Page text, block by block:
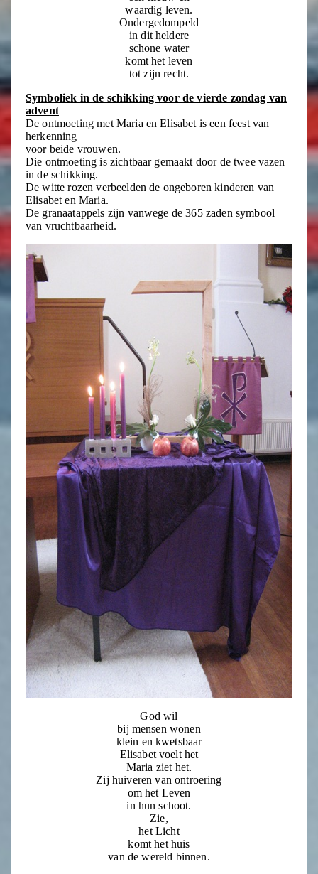
waardig leven.
Ondergedompeld
in dit heldere
schone water
komt het leven
tot zijn recht.
Symboliek in de schikking voor de vierde zondag van
advent
De ontmoeting met Maria en Elisabet is een feest van
herkenning
voor beide vrouwen.
Die ontmoeting is zichtbaar gemaakt door de twee vazen
in de schikking.
De witte rozen verbeelden de ongeboren kinderen van
Elisabet en Maria.
De granaatappels zijn vanwege de 365 zaden symbool
van vruchtbaarheid.
God wil
bij mensen wonen
klein en kwetsbaar
Elisabet voelt het
Maria ziet het.
Zij huiveren van ontroering
om het Leven
in hun schoot.
Zie,
het Licht
komt het huis
van de wereld binnen.